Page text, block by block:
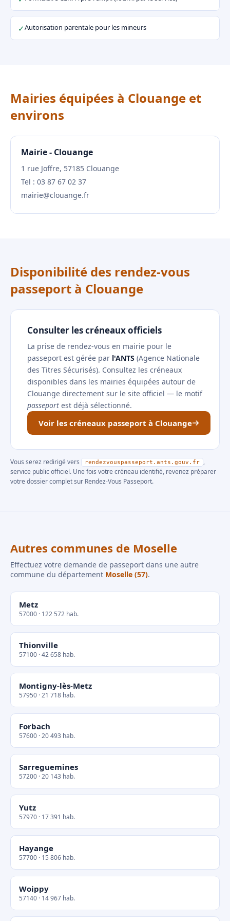
✓Autorisation parentale pour les mineurs
Mairies équipées à Clouange et
environs
Mairie - Clouange
1 rue Joffre, 57185 Clouange
Tel : 03 87 67 02 37
mairie@clouange.fr
Disponibilité des rendez-vous
passeport à Clouange
Consulter les créneaux officiels
La prise de rendez-vous en mairie pour le
passeport est gérée par l'ANTS (Agence Nationale
des Titres Sécurisés). Consultez les créneaux
disponibles dans les mairies équipées autour de
Clouange directement sur le site officiel — le motif
passeport est déjà sélectionné.
Voir les créneaux passeport à Clouange
Vous serez redirigé vers rendezvouspasseport.ants.gouv.fr
,
service public officiel. Une fois votre créneau identifié, revenez préparer
votre dossier complet sur Rendez-Vous Passeport.
Autres communes de Moselle
Effectuez votre demande de passeport dans une autre
commune du département Moselle (57).
Metz
57000 · 122 572 hab.
Thionville
57100 · 42 658 hab.
Montigny-lès-Metz
57950 · 21 718 hab.
Forbach
57600 · 20 493 hab.
Sarreguemines
57200 · 20 143 hab.
Yutz
57970 · 17 391 hab.
Hayange
57700 · 15 806 hab.
Woippy
57140 · 14 967 hab.